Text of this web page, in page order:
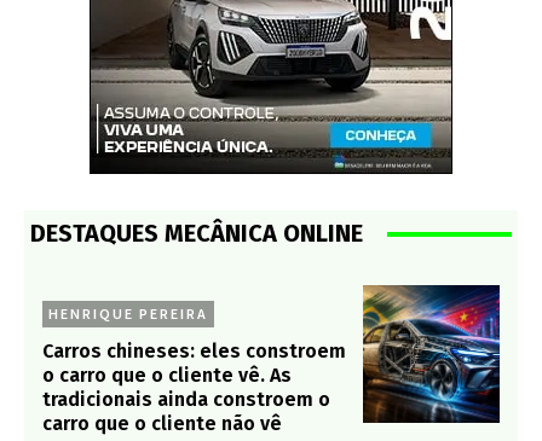
DESTAQUES MECÂNICA ONLINE
HENRIQUE PEREIRA
Carros chineses: eles constroem
o carro que o cliente vê. As
tradicionais ainda constroem o
carro que o cliente não vê